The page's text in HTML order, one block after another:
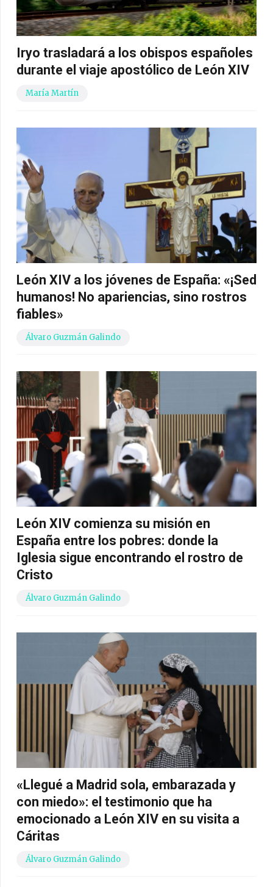
Iryo trasladará a los obispos españoles
durante el viaje apostólico de León XIV
María Martín
León XIV a los jóvenes de España: «¡Sed
humanos! No apariencias, sino rostros
fiables»
Álvaro Guzmán Galindo
León XIV comienza su misión en
España entre los pobres: donde la
Iglesia sigue encontrando el rostro de
Cristo
Álvaro Guzmán Galindo
«Llegué a Madrid sola, embarazada y
con miedo»: el testimonio que ha
emocionado a León XIV en su visita a
Cáritas
Álvaro Guzmán Galindo